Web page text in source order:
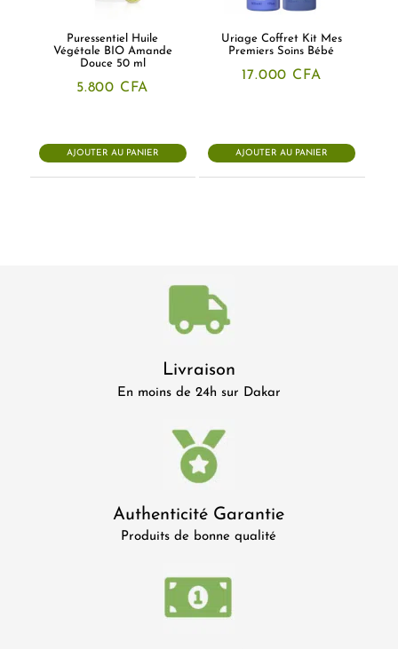
Puressentiel Huile
Végétale BIO Amande
Douce 50 ml
5.800 CFA
AJOUTER AU PANIER
Uriage Coffret Kit Mes
Premiers Soins Bébé
17.000 CFA
AJOUTER AU PANIER
Livraison
En moins de 24h sur Dakar
Authenticité Garantie
Produits de bonne qualité